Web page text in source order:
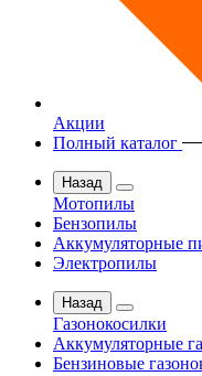
Акции
Полный каталог
Назад
Мотопилы
Бензопилы
Аккумуляторные
Электропилы
Назад
Газонокосилки
Аккумуляторные
Бензиновые